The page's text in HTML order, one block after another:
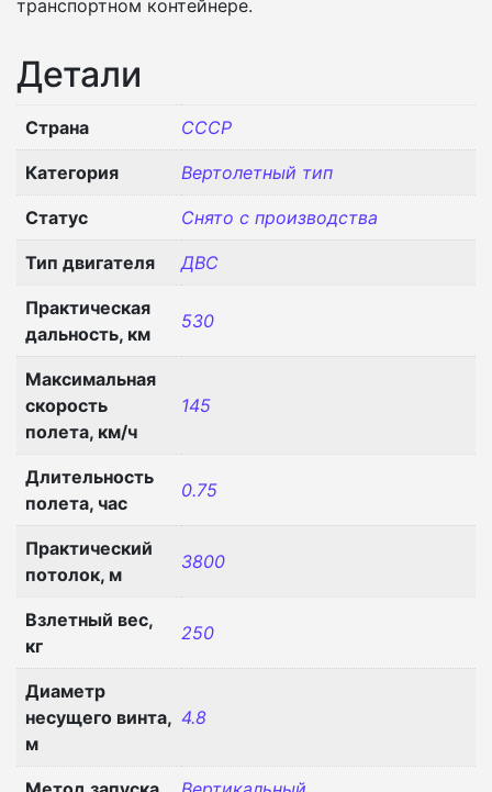
транспортном контейнере.
Детали
Страна СССР
Категория Вертолетный тип
Статус Снято с производства
Тип двигателя ДВС
Практическая
дальность, км
530
Максимальная
скорость
полета, км/ч
145
Длительность
полета, час
0.75
Практический
потолок, м
3800
Взлетный вес,
кг
250
Диаметр
несущего винта,
м
4.8